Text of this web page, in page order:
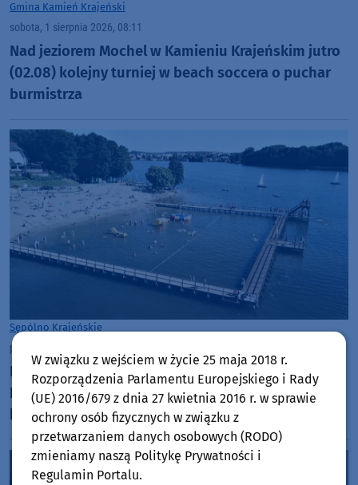
Gmina Kamień Krajeński
sobota, 1 sierpnia 2026, 08:11
Nad jeziorem Mochel w Kamieniu Krajeńskim jutro
(02.08) kolejny turniej w beach soccera o puchar
burmistrza
Sępólno Krajeńskie
piątek, 31 lipca 2026, 10:53
Ratownicy na plaży miejskiej w Sępólnie
Krajeńskim wyciągali z wody matkę z dzieckiem,
którzy postanowili zeskoczyć z deski SUP i
popływać w jeziorze
W związku z wejściem w życie 25 maja 2018 r.
Rozporządzenia Parlamentu Europejskiego i Rady
(UE) 2016/679 z dnia 27 kwietnia 2016 r. w sprawie
ochrony osób fizycznych w związku z
przetwarzaniem danych osobowych (RODO)
zmieniamy naszą Politykę Prywatności i
Regulamin Portalu.